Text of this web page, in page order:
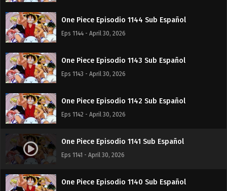
One Piece Episodio 1144 Sub Español
Eps 1144 - April 30, 2026
One Piece Episodio 1143 Sub Español
Eps 1143 - April 30, 2026
One Piece Episodio 1142 Sub Español
Eps 1142 - April 30, 2026
One Piece Episodio 1141 Sub Español
Eps 1141 - April 30, 2026
One Piece Episodio 1140 Sub Español